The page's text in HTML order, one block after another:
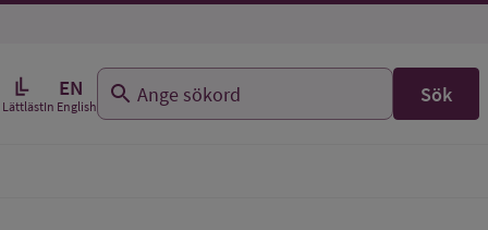
Lättläst
EN
In English Sök